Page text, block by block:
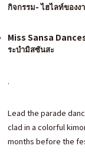
กิจกรรม-ไฮไลท์ของง
Miss Sansa
ระบำมิสซันสะ
.
Lead the parade
clad in a colorful
months before the